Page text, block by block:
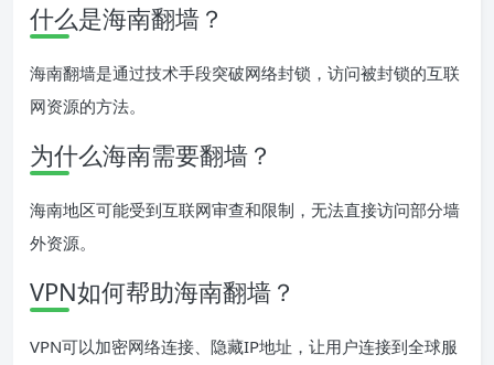
什么是海南翻墙？
海南翻墙是通过技术手段突破网络封锁，访问被封锁的互联
网资源的方法。
为什么海南需要翻墙？
海南地区可能受到互联网审查和限制，无法直接访问部分墙
外资源。
VPN如何帮助海南翻墙？
VPN可以加密网络连接、隐藏IP地址，让用户连接到全球服